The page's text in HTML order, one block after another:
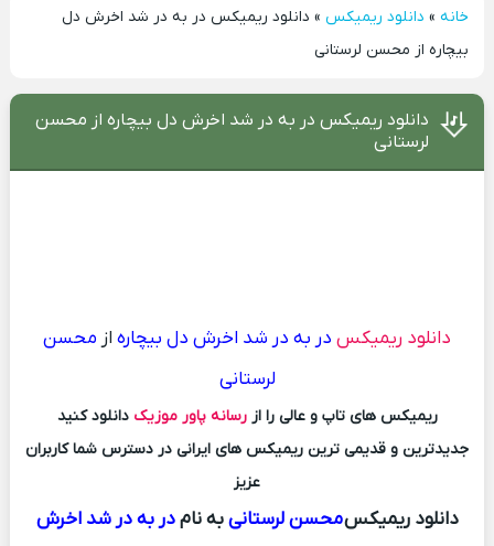
خانه» دانلود ریمیکس» دانلود ریمیکس در به در شد اخرش دل
بیچاره از محسن لرستانی
دانلود ریمیکس در به در شد اخرش دل بیچاره از محسن
لرستانی
دانلود ریمیکس در به در شد اخرش دل بیچاره از محسن
لرستانی
ریمیکس های تاپ و عالی را ازرسانه پاور موزیک دانلود کنید
جدیدترین و قدیمی ترین ریمیکس های ایرانی در دسترس شما کاربران
عزیز
دانلود ریمیکسمحسن لرستانیبه نامدر به در شد اخرش